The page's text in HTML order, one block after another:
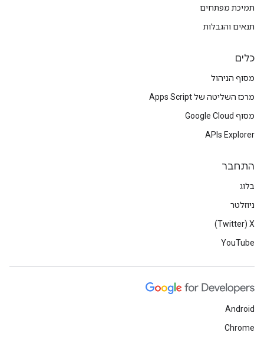
תמיכת מפתחים
תנאים והגבלות
כלים
מסוף הניהול
מרכז השליטה של Apps Script
מסוף Google Cloud
APIs Explorer
התחבר
בלוג
ניוזלטר
X‏ (Twitter)
YouTube
Android
Chrome